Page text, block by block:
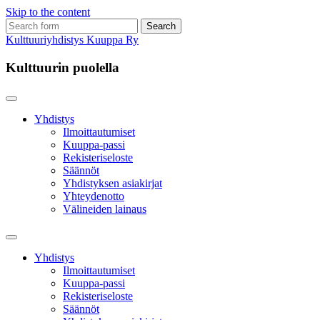
Skip to the content
Search
for:
Kulttuuriyhdistys Kuuppa Ry
Kulttuurin puolella
Yhdistys
Ilmoittautumiset
Kuuppa-passi
Rekisteriseloste
Säännöt
Yhdistyksen asiakirjat
Yhteydenotto
Välineiden lainaus
Toggle
search
field
Yhdistys
Ilmoittautumiset
Kuuppa-passi
Rekisteriseloste
Säännöt